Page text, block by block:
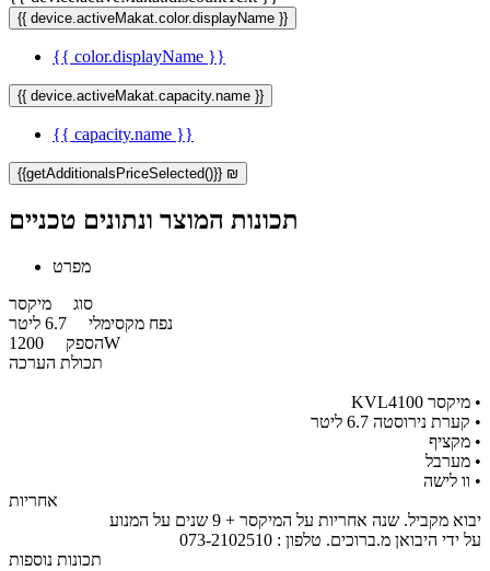
{{ device.activeMakat.color.displayName }}
{{ color.displayName }}
{{ device.activeMakat.capacity.name }}
{{ capacity.name }}
{{getAdditionalsPriceSelected()}} ₪
תכונות המוצר ונתונים טכניים
מפרט
סוג מיקסר
נפח מקסימלי
הספק1200W
תכולת הערכה
• מיקסר KVL4100
• קערת נירוסטה 6.7 ליטר
• מקציף
• מערבל
• וו לישה
אחריות
יבוא מקביל. שנה אחריות על המיקסר + 9 שנים על המנוע
על ידי היבואן מ.ברוכים. טלפון : 073-2102510
תכונות נוספות